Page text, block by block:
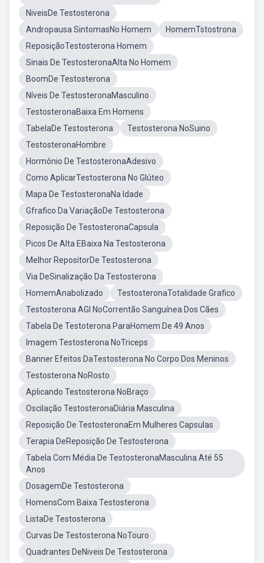
NiveisDe Testosterona
Andropausa SintomasNo Homem
HomemTstostrona
ReposiçãoTestosterona Homem
Sinais De TestosteronaAlta No Homem
BoomDe Testosterona
Níveis De TestosteronaMasculino
TestosteronaBaixa Em Homens
TabelaDe Testosterona
Testosterona NoSuino
TestosteronaHombre
Hormônio De TestosteronaAdesivo
Como AplicarTestosterona No Glúteo
Mapa De TestosteronaNa Idade
Gfrafico Da VariaçãoDe Testosterona
Reposição De TestosteronaCapsula
Picos De Alta EBaixa Na Testosterona
Melhor RepositorDe Testosterona
Via DeSinalização Da Testosterona
HomemAnabolizado
TestosteronaTotalidade Grafico
Testosterona AGI NoCorrentão Sanguínea Dos Cães
Tabela De Testoterona ParaHomem De 49 Anos
Imagem Testosterona NoTriceps
Banner Efeitos DaTestosterona No Corpo Dos Meninos
Testosterona NoRosto
Aplicando Testosterona NoBraço
Oscilação TestosteronaDiária Masculina
Reposição De TestosteronaEm Mulheres Capsulas
Terapia DeReposição De Testosterona
Tabela Com Média De TestosteronaMasculina Até 55
Anos
DosagemDe Testosterona
HomensCom Baixa Testosterona
ListaDe Testosterona
Curvas De Testosterona NoTouro
Quadrantes DeNiveis De Testosterona